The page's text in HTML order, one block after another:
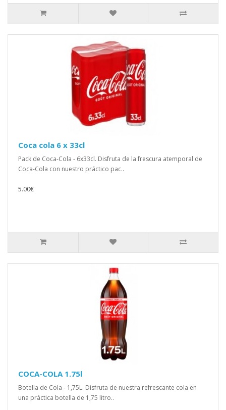
Coca cola 6 x 33cl
Pack de Coca-Cola - 6x33cl. Disfruta de la frescura atemporal de
Coca-Cola con nuestro práctico pac..
5.00€
COCA-COLA 1.75l
Botella de Cola - 1,75L. Disfruta de nuestra refrescante cola en
una práctica botella de 1,75 litro..